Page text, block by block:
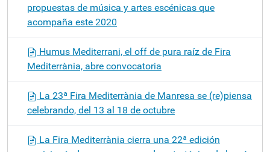
propuestas de música y artes escénicas que
acompaña este 2020
Humus Mediterrani, el off de pura raíz de Fira
Mediterrània, abre convocatoria
La 23ª Fira Mediterrània de Manresa se (re)piensa
celebrando, del 13 al 18 de octubre
La Fira Mediterrània cierra una 22ª edición